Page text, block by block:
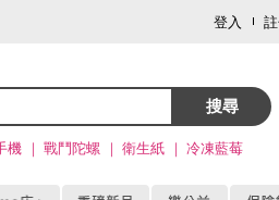
登入
搜尋
機 戰鬥陀螺 衛生紙 冷凍藍莓